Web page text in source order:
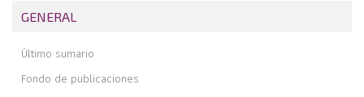
GENERAL
Último sumario
Fondo de publicaciones